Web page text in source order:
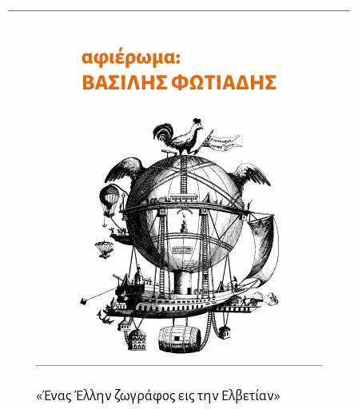
«Ένας Έλλην ζωγράφος εις την Ελβετίαν»